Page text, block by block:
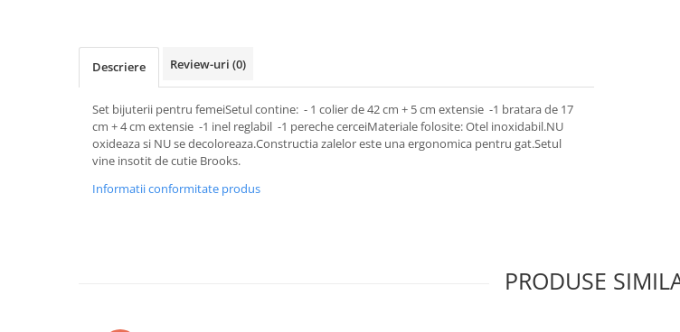
Descriere Review-uri (0)
Set bijuterii pentru femeiSetul contine: - 1 colier de 42 cm + 5 cm extensie -1 bratara de 17
cm + 4 cm extensie -1 inel reglabil -1 pereche cerceiMateriale folosite: Otel inoxidabil.NU
oxideaza si NU se decoloreaza.Constructia zalelor este una ergonomica pentru gat.Setul
vine insotit de cutie Brooks.
Informatii conformitate produs
PRODUSE